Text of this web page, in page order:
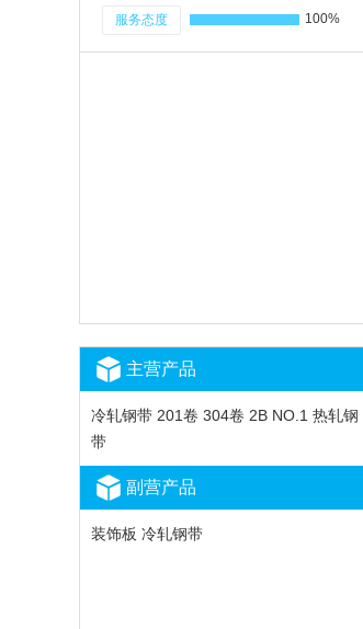
服务态度 100%
主营产品
冷轧钢带 201卷 304卷 2B NO.1 热轧钢
带
副营产品
装饰板 冷轧钢带